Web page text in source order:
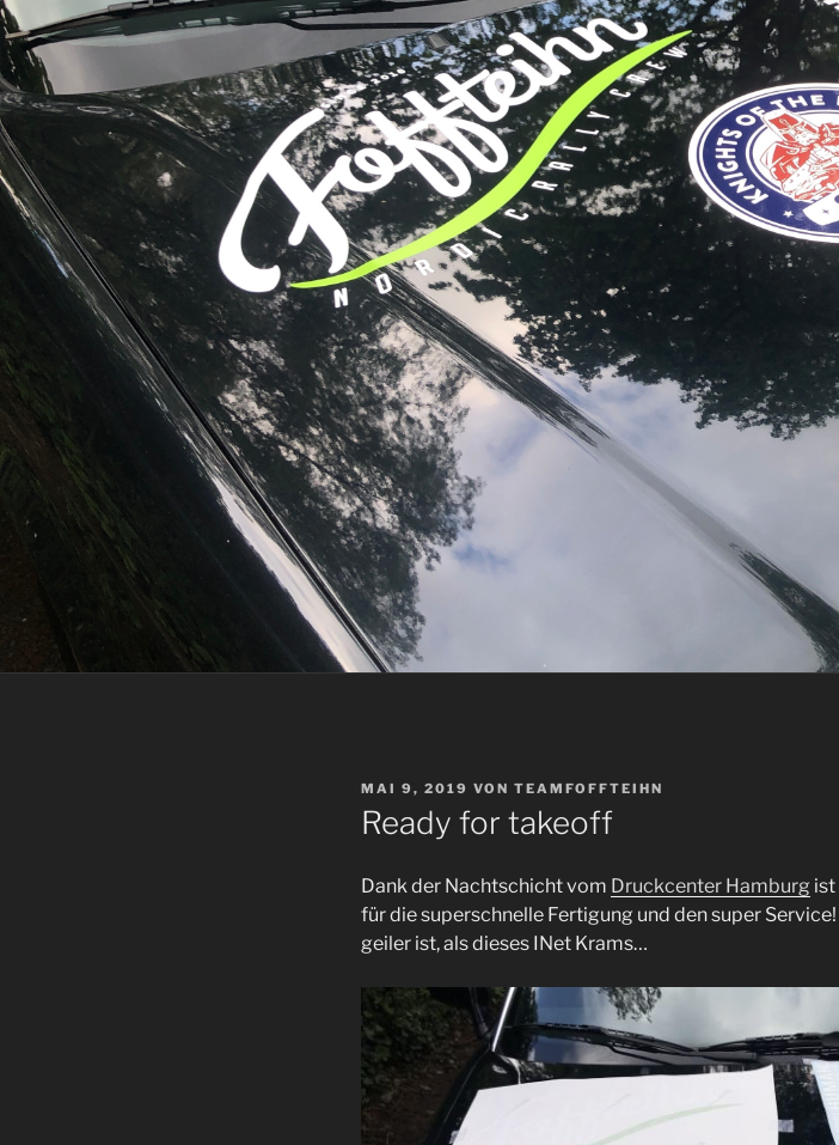
VERÖFFENTLICHT
AM
MAI 9, 2019 VON TEAMFOFFTEIHN
Ready for takeoff
Dank der Nachtschicht vom Druckcenter Hamburg ist
für die superschnelle Fertigung und den super
geiler ist, als dieses INet Krams…